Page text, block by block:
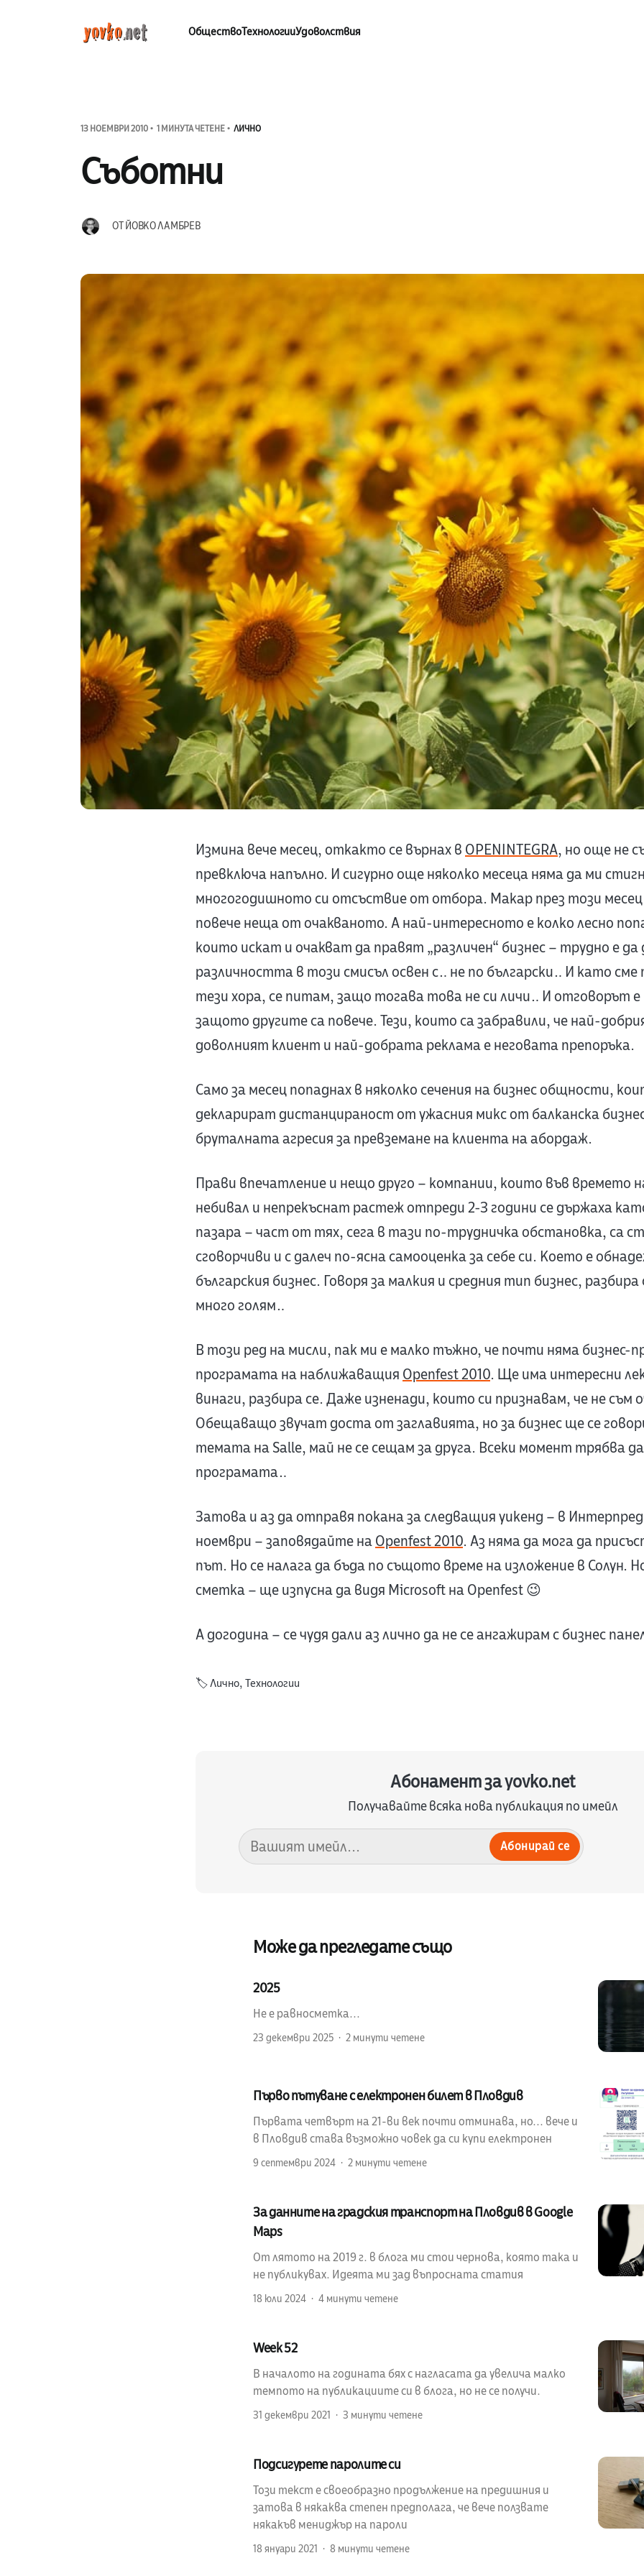
ОбществоТехнологииУдоволствия
13 НОЕМВРИ 2010 1 МИНУТА ЧЕТЕНЕ ЛИЧНО
Съботни
ОТЙОВКО ЛАМБРЕВ
Измина вече месец, откакто се върнах в OPENINTEGRA, но още не
превключа напълно. И сигурно още няколко месеца няма да ми
многогодишното си отсъствие от отбора. Макар през този месец
повече неща от очакваното. А най-интересното е колко лесно
които искат и очакват да правят „различен“ бизнес – трудно е
различността в този смисъл освен с… не по български… И като
тези хора, се питам, защо тогава това не си личи… И отговорът
защото другите са повече. Тези, които са забравили, че най-
доволният клиент и най-добрата реклама е неговата препоръка.
Само за месец попаднах в няколко сечения на бизнес общности,
декларират дистанцираност от ужасния микс от балканска
бруталната агресия за превземане на клиента на абордаж.
Прави впечатление и нещо друго – компании, които във времето
небивал и непрекъснат растеж отпреди 2-3 години се държаха
пазара – част от тях, сега в тази по-трудничка обстановка, са
сговорчиви и с далеч по-ясна самооценка за себе си. Което е
българския бизнес. Говоря за малкия и средния тип бизнес,
много голям…
В този ред на мисли, пак ми е малко тъжно, че почти няма бизнес-
програмата на наближаващия Openfest 2010. Ще има интересни
винаги, разбира се. Даже изненади, които си признавам, че не съм
Oбещаващо звучат доста от заглавията, но за бизнес ще се
темата на Salle, май не се сещам за друга. Всеки момент трябва да
програмата…
Затова и аз да отправя покана за следващия уикенд – в
ноември – заповядайте наOpenfest 2010. Аз няма да мога да
път. Но се налага да бъда по същото време на изложение в Солун.
сметка – ще изпусна да видя Microsoft на Openfest 😉
А догодина – се чудя дали аз лично да не се ангажирам с бизнес
🏷️Лично,Технологии
Абонамент за yovko.net
Получавайте всяка нова публикация по имейл
Абонирай се
Може да прегледате също
2025
Не е равносметка...
23 декември 2025 2 минути четене
Първо пътуване с електронен билет в Пловдив
Първата четвърт на 21-ви век почти отминава, но... вече и
в Пловдив става възможно човек да си купи електронен
9 септември 2024 2 минути четене
За данните на градския транспорт на Пловдив в Google
Maps
От лятото на 2019 г. в блога ми стои чернова, която така и
не публикувах. Идеята ми зад въпросната статия
18 юли 2024 4 минути четене
Week 52
В началото на годината бях с нагласата да увелича малко
темпото на публикациите си в блога, но не се получи.
31 декември 2021 3 минути четене
Подсигурете паролите си
Този текст е своеобразно продължение на предишния и
затова в някаква степен предполага, че вече ползвате
някакъв мениджър на пароли
18 януари 2021 8 минути четене